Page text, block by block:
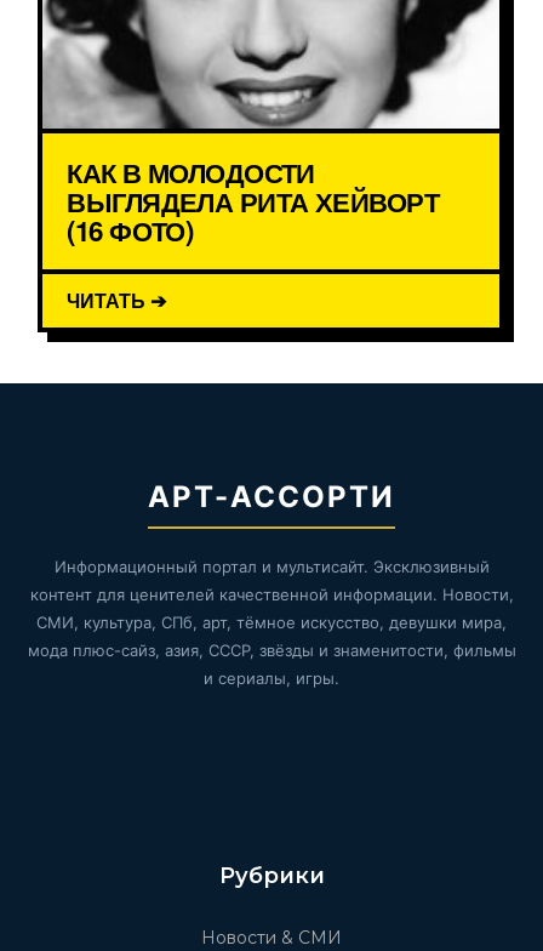
КАК В МОЛОДОСТИ
ВЫГЛЯДЕЛА РИТА ХЕЙВОРТ
(16 ФОТО)
ЧИТАТЬ ➔
АРТ-АССОРТИ
Информационный портал и мультисайт. Эксклюзивный
контент для ценителей качественной информации. Новости,
СМИ, культура, СПб, арт, тёмное искусство, девушки мира,
мода плюс-сайз, азия, СССР, звёзды и знаменитости, фильмы
и сериалы, игры.
Рубрики
Новости & СМИ